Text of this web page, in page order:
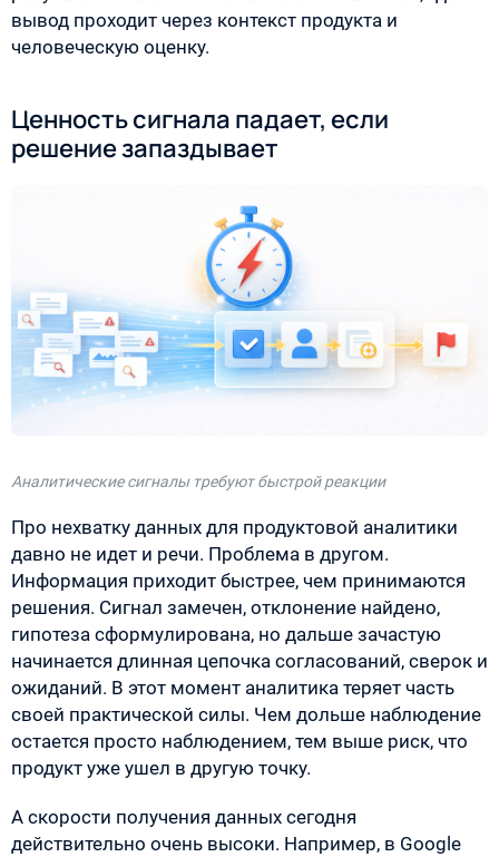
вывод проходит через контекст продукта и
человеческую оценку.
Ценность сигнала падает, если
решение запаздывает
Аналитические сигналы требуют быстрой реакции
Про нехватку данных для продуктовой аналитики
давно не идет и речи. Проблема в другом.
Информация приходит быстрее, чем принимаются
решения. Сигнал замечен, отклонение найдено,
гипотеза сформулирована, но дальше зачастую
начинается длинная цепочка согласований, сверок и
ожиданий. В этот момент аналитика теряет часть
своей практической силы. Чем дольше наблюдение
остается просто наблюдением, тем выше риск, что
продукт уже ушел в другую точку.
А скорости получения данных сегодня
действительно очень высоки. Например, в Google